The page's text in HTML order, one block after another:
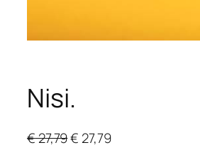
Nisi.
€27,79O
€ 27,79C